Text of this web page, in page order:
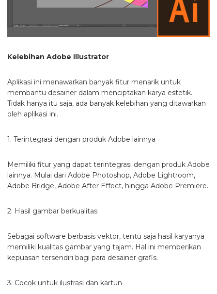
Kelebihan Adobe Illustrator
Aplikasi ini menawarkan banyak fitur menarik untuk
membantu desainer dalam menciptakan karya estetik.
Tidak hanya itu saja, ada banyak kelebihan yang ditawarkan
oleh aplikasi ini.
1. Terintegrasi dengan produk Adobe lainnya
Memiliki fitur yang dapat terintegrasi dengan produk Adobe
lainnya. Mulai dari Adobe Photoshop, Adobe Lightroom,
Adobe Bridge, Adobe After Effect, hingga Adobe Premiere.
2. Hasil gambar berkualitas
Sebagai software berbasis vektor, tentu saja hasil karyanya
memiliki kualitas gambar yang tajam. Hal ini memberikan
kepuasan tersendiri bagi para desainer grafis.
3. Cocok untuk ilustrasi dan kartun